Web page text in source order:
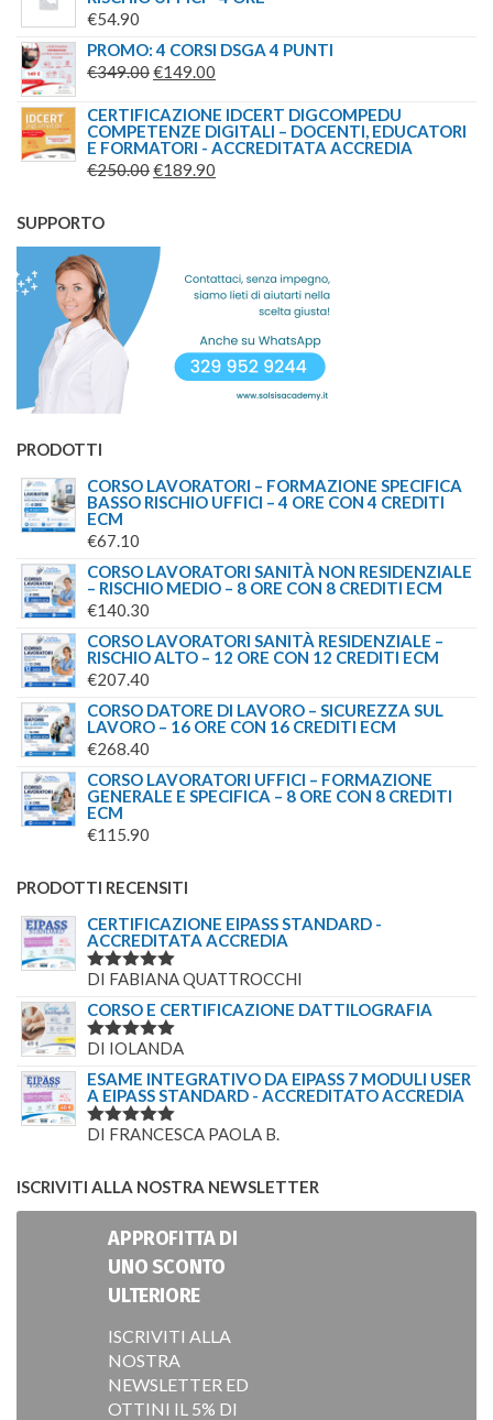
€54.90
PROMO: 4 CORSI DSGA 4 PUNTI
€349.00IL
ORIGINALE
ERA:
€349.00.
€149.00
ATTUALE
È:
€149.00.
CERTIFICAZIONE IDCERT DIGCOMPEDU
COMPETENZE DIGITALI – DOCENTI, EDUCATORI
E FORMATORI - ACCREDITATA ACCREDIA
€250.00IL
ERA:
€250.00.
€189.90
€189.90.
SUPPORTO
PRODOTTI
CORSO LAVORATORI – FORMAZIONE SPECIFICA
BASSO RISCHIO UFFICI – 4 ORE CON 4 CREDITI
ECM
€67.10
CORSO LAVORATORI SANITÀ NON RESIDENZIALE
– RISCHIO MEDIO – 8 ORE CON 8 CREDITI ECM
€140.30
CORSO LAVORATORI SANITÀ RESIDENZIALE –
RISCHIO ALTO – 12 ORE CON 12 CREDITI ECM
€207.40
CORSO DATORE DI LAVORO – SICUREZZA SUL
LAVORO – 16 ORE CON 16 CREDITI ECM
€268.40
CORSO LAVORATORI UFFICI – FORMAZIONE
GENERALE E SPECIFICA – 8 ORE CON 8 CREDITI
ECM
€115.90
PRODOTTI RECENSITI
CERTIFICAZIONE EIPASS STANDARD -
ACCREDITATA ACCREDIA
VALUTATO
DI FABIANA QUATTROCCHI
CORSO E CERTIFICAZIONE DATTILOGRAFIA
VALUTATO
DI IOLANDA
ESAME INTEGRATIVO DA EIPASS 7 MODULI USER
A EIPASS STANDARD - ACCREDITATO ACCREDIA
VALUTATO
DI FRANCESCA PAOLA B.
ISCRIVITI ALLA NOSTRA NEWSLETTER
APPROFITTA DI
UNO SCONTO
ULTERIORE
ISCRIVITI ALLA
NOSTRA
NEWSLETTER ED
OTTINI IL 5% DI